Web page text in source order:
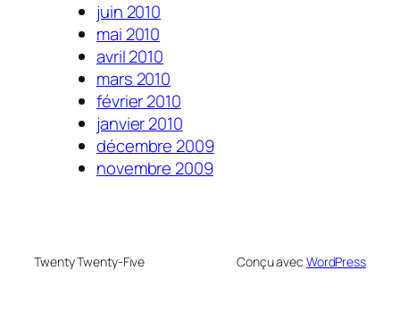
juin 2010
mai 2010
avril 2010
mars 2010
février 2010
janvier 2010
décembre 2009
novembre 2009
Twenty Twenty-Five Conçu avec WordPress